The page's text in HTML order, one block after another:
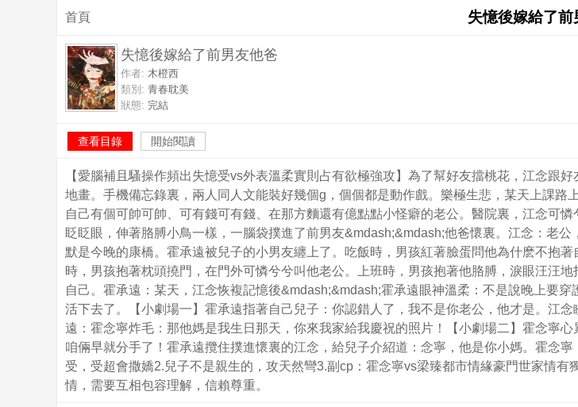
首頁 失憶後嫁給了前
失憶後嫁給了前男友他爸
作者: 木橙西
類別: 青春耽美
狀態: 完結
查看目錄 開始閱讀
【愛腦補且騷操作頻出失憶受vs外表溫柔實則占有欲極強攻】為了幫好友擋桃花，江念跟
地畫。手機備忘錄裏，兩人同人文能裝好幾個g，個個都是動作戲。樂極生悲，某天上課
自己有個可帥可帥、可有錢可有錢、在那方麵還有億點點小怪癖的老公。醫院裏，江念可
眨眨眼，伸著胳膊小鳥一樣，一腦袋撲進了前男友&mdash;&mdash;他爸懷裏。江念：老
默是今晚的康橋。霍承遠被兒子的小男友纏上了。吃飯時，男孩紅著臉蛋問他為什麽不抱
時，男孩抱著枕頭撓門，在門外可憐兮兮叫他老公。上班時，男孩抱著他胳膊，淚眼汪汪
自己。霍承遠：某天，江念恢複記憶後&mdash;&mdash;霍承遠眼神溫柔：不是說晚上要
活下去了。【小劇場一】霍承遠指著自己兒子：你認錯人了，我不是你老公，他才是。江
遠：霍念寧炸毛：那他媽是我生日那天，你來我家給我慶祝的照片！【小劇場二】霍念寧
咱倆早就分手了！霍承遠攬住撲進懷裏的江念，給兒子介紹道：念寧，他是你小媽。霍念
受，受超會撒嬌2.兒子不是親生的，攻天然彎3.副cp：霍念寧vs梁臻都市情緣豪門世家情
情，需要互相包容理解，信賴尊重。